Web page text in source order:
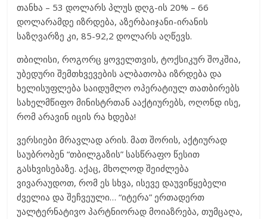
თანხა – 53 დოლარს პლუს დღგ-ის 20% – 66
დოლარამდე იზრდება, აზერბაიჯანი-ირანის
საზღვარზე კი, 85-92,2 დოლარს აღწევს.
თბილისი, როგორც ყოველთვის, ტოქსიკურ შოკშია,
უბედური შემთხვევების ალბათობა იზრდება და
ხელისუფლება საიდუმლო ოპერატიულ თათბირებს
სახელმწიფო მინისტრთან ააქტიურებს, ოღონდ ისე,
რომ არავინ იცის რა ხდება!
ვერსიები მრავლად არის. მათ შორის, აქტიურად
საუბრობენ “თბილგაზის” სასწრაფო წესით
გასხვისებაზე. აქაც, მხოლოდ შეიძლება
ვივარაუდოთ, რომ ეს სხვა, ისევე დაუვიწყებელი
ძველია და შეჩვეული… “იტერა” ერთადერთ
უალტერნატივო პარტნიორად მოიაზრება, თუმცაღა,